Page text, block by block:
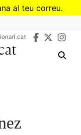
al teu correu.